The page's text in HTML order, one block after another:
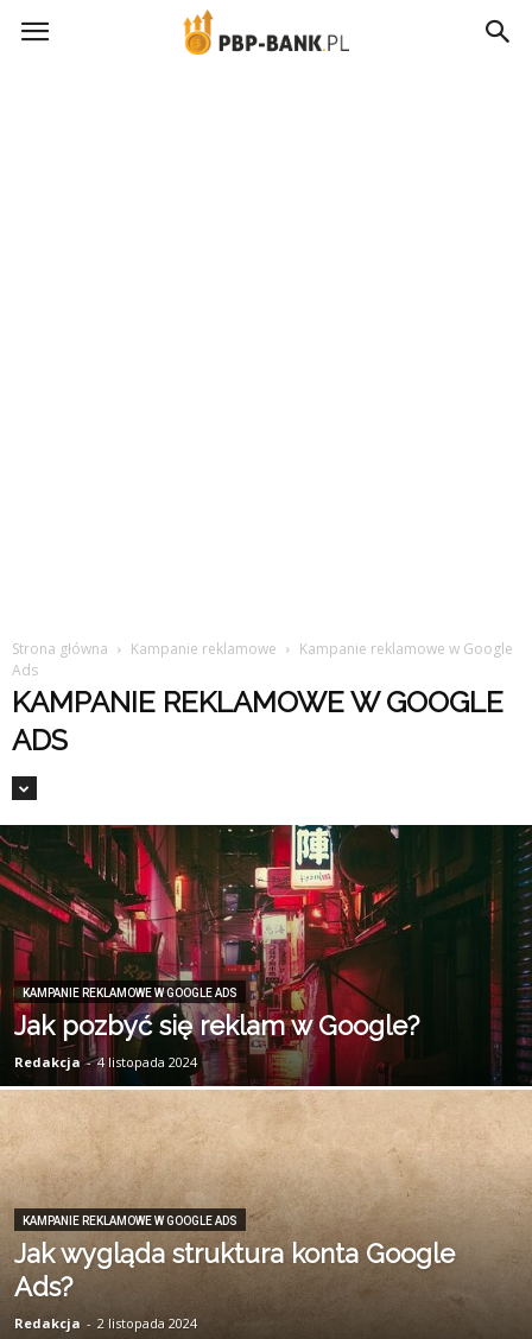
pbp-
Strona główna Kampanie reklamowe
Kampanie reklamowe w Google
Ads
KAMPANIE REKLAMOWE W GOOGLE
ADS
KAMPANIE REKLAMOWE W GOOGLE ADS
Jak pozbyć się reklam w Google?
Redakcja - 4 listopada 2024
KAMPANIE REKLAMOWE W GOOGLE ADS
Jak wygląda struktura konta Google
Ads?
Redakcja - 2 listopada 2024